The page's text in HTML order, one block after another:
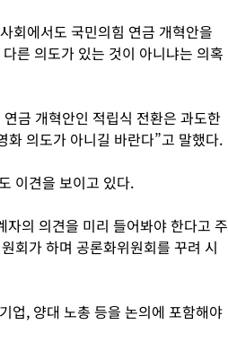
회에서도 국민의힘 연금 개혁안을
른 의도가 있는 것이 아니냐는 의혹
금 개혁안인 적립식 전환은 과도한
화 의도가 아니길 바란다”고 말했다.
이견을 보이고 있다.
의 의견을 미리 들어봐야 한다고 주
회가 하며 공론화위원회를 꾸려 시
업, 양대 노총 등을 논의에 포함해야